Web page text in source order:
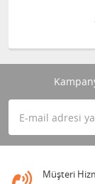
Müşteri